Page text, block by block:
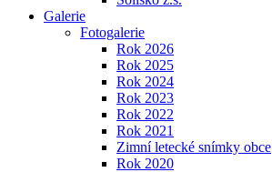
Galerie
Fotogalerie
Rok 2026
Rok 2025
Rok 2024
Rok 2023
Rok 2022
Rok 2021
Zimní letecké snímky obce
Rok 2020